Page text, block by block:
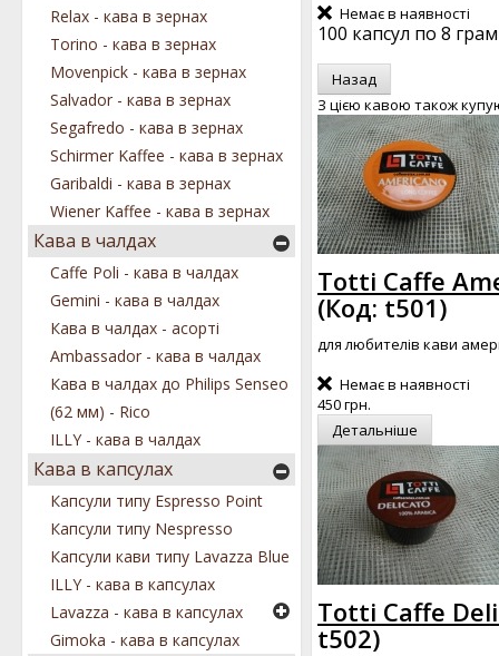
Немає в наявності
100 капсул по 8 грам
З цією кавою також
Totti Caffe
(Код: t501)
для любителів кави
Немає в наявності
450 грн.
Детальніше
Totti Caffe
t502)
Relax - кава в зернах
Torino - кава в зернах
Movenpick - кава в зернах
Salvador - кава в зернах
Segafredo - кава в зернах
Schirmer Kaffee - кава в зернах
Garibaldi - кава в зернах
Wiener Kaffee - кава в зернах
Кава в чалдах
Caffe Poli - кава в чалдах
Gemini - кава в чалдах
Кава в чалдах - асорті
Ambassador - кава в чалдах
Кава в чалдах до Philips Senseo
(62 мм) - Rico
ILLY - кава в чалдах
Кава в капсулах
Капсули типу Espresso Point
Капсули типу Nespresso
Капсули кави типу Lavazza Blue
ILLY - кава в капсулах
Lavazza - кава в капсулах
Gimoka - кава в капсулах